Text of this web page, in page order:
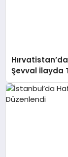
Şevval İlayda